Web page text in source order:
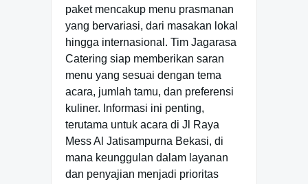
paket mencakup menu prasmanan
yang bervariasi, dari masakan lokal
hingga internasional. Tim Jagarasa
Catering siap memberikan saran
menu yang sesuai dengan tema
acara, jumlah tamu, dan preferensi
kuliner. Informasi ini penting,
terutama untuk acara di Jl Raya
Mess Al Jatisampurna Bekasi, di
mana keunggulan dalam layanan
dan penyajian menjadi prioritas